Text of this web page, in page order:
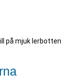
på mjuk lerbotten